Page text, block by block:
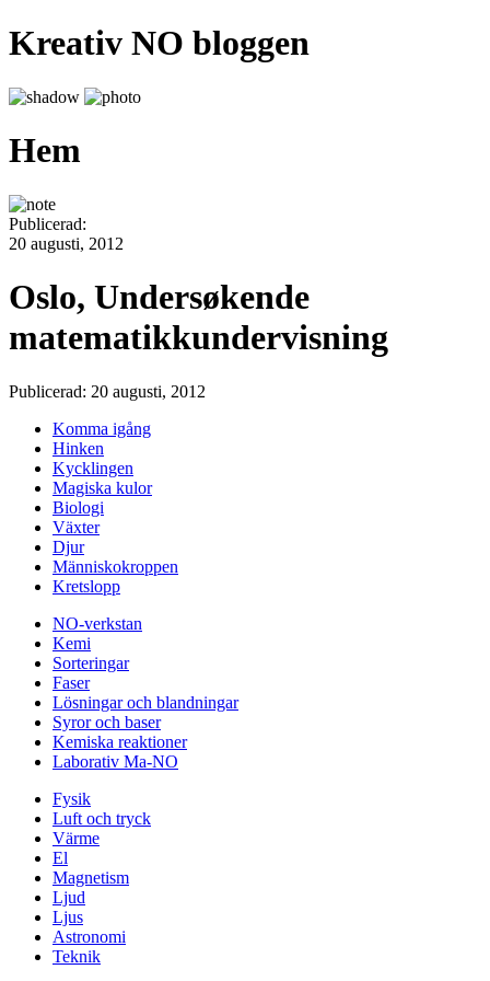
Kreativ NO bloggen
Hem
Publicerad:
20 augusti, 2012
Oslo, Undersøkende
matematikkundervisning
Publicerad: 20 augusti, 2012
Komma igång
Hinken
Kycklingen
Magiska kulor
Biologi
Växter
Djur
Människokroppen
Kretslopp
NO-verkstan
Kemi
Sorteringar
Faser
Lösningar och blandningar
Syror och baser
Kemiska reaktioner
Laborativ Ma-NO
Fysik
Luft och tryck
Värme
El
Magnetism
Ljud
Ljus
Astronomi
Teknik